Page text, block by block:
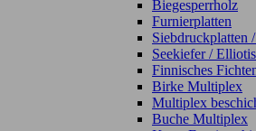
Biegesperrholz
Furnierplatten
Siebdruckplatten
Seekiefer /
Finnisches
Birke Multiplex
Multiplex
Buche Multiplex